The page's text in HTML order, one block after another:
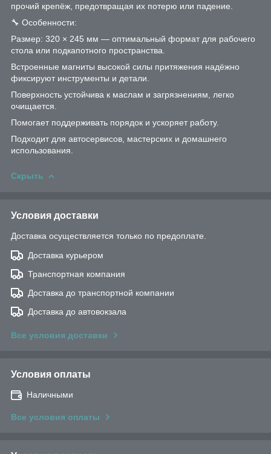
прочий крепёж, предотвращая их потерю или падение.
🔧 Особенности:
Размер: 320 × 245 мм — оптимальный формат для рабочего
стола или подкапотного пространства.
Встроенные магниты высокой силы притяжения надёжно
фиксируют инструменты и детали.
Поверхность устойчива к маслам и загрязнениям, легко
очищается.
Помогает поддерживать порядок и ускоряет работу.
Подходит для автосервисов, мастерских и домашнего
использования.
Скрыть
Условия доставки
Доставка осуществляется только по предоплате.
Доставка курьером
Транспортная компания
Доставка до транспортной компании
Доставка до автовокзала
Все условия доставки
Условия оплаты
Наличными
Все условия оплаты